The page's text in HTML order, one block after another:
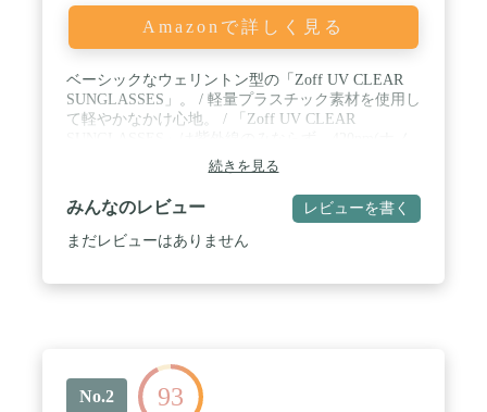
Amazonで詳しく見る
ベーシックなウェリントン型の「Zoff UV CLEAR
SUNGLASSES」。 / 軽量プラスチック素材を使用し
て軽やかなかけ心地。 / 「Zoff UV CLEAR
メートル)までの有害光もカットするUV420の高機能
レンズを搭載。 / レンズ裏面のUV反射を約95%防止
するコートも搭載。 / 360度365日、紫外線からあな
たの目をガードします。
続きを見る
みんなのレビュー レビューを書く
まだレビューはありません
No.2 93